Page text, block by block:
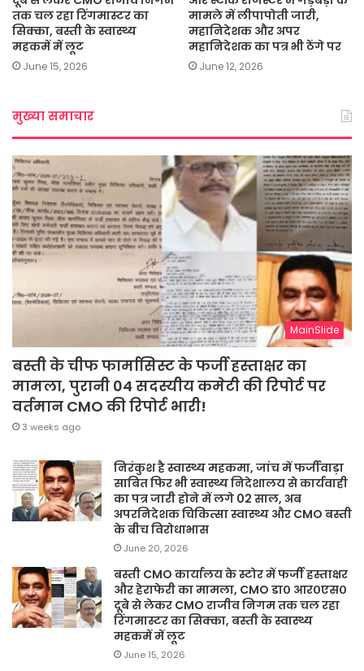
तक चल रहा रिंगमास्टर का
सिक्का, बस्ती के स्वास्थ्य
महकमें में लूट
June 15, 2026
मामले में लीपापोती जारी,
महानिदेशक और अपर
महानिदेशक का पत्र भी ठेंगे पर
June 12, 2026
मुख्या समाचार
MainSlide
बस्ती के चीफ फार्मासिस्ट के फर्जी हस्ताक्षर का
मामला, पुरानी 04 सदस्यीय कमेटी की रिपोर्ट पर
वर्तमान CMO की रिपोर्ट भारी!
3 weeks ago
निरंकुश है स्वास्थ्य महकमा, जांच में फर्जीवाड़ा
साबित फिर भी स्वास्थ्य निदेशालय से कार्यवाही
का पत्र जारी होने में लगे 02 साल, अब
अपरनिदेशक चिकित्सा स्वास्थ्य और CMO बस्ती
के बीच विरोधाभास
June 20, 2026
बस्ती CMO कार्यालय के स्टोर में फर्जी हस्ताक्षर
और हेराफेरी का मामला, CMO डा० आर०एस०
दूबे से लेकर CMO राजीव निगम तक चल रहा
रिंगमास्टर का सिक्का, बस्ती के स्वास्थ्य
महकमें में लूट
June 15, 2026